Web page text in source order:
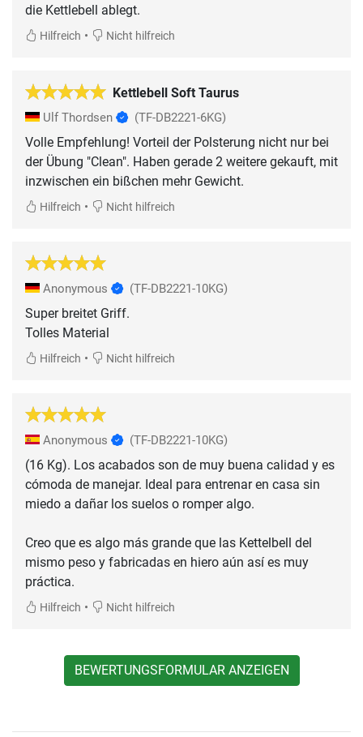
die Kettlebell ablegt.
Hilfreich • Nicht hilfreich
Kettlebell Soft Taurus
Ulf Thordsen (TF-DB2221-6KG)
Volle Empfehlung! Vorteil der Polsterung nicht nur bei
der Übung "Clean". Haben gerade 2 weitere gekauft, mit
inzwischen ein bißchen mehr Gewicht.
Hilfreich • Nicht hilfreich
Anonymous (TF-DB2221-10KG)
Super breitet Griff.
Tolles Material
Hilfreich • Nicht hilfreich
Anonymous (TF-DB2221-10KG)
(16 Kg). Los acabados son de muy buena calidad y es
cómoda de manejar. Ideal para entrenar en casa sin
miedo a dañar los suelos o romper algo.
Creo que es algo más grande que las Kettelbell del
mismo peso y fabricadas en hiero aún así es muy
práctica.
Hilfreich • Nicht hilfreich
BEWERTUNGSFORMULAR ANZEIGEN